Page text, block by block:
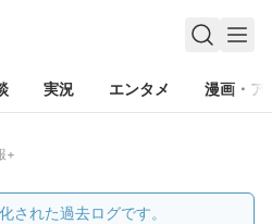
実況 エンタメ 漫画・ア
+
された過去ログです。